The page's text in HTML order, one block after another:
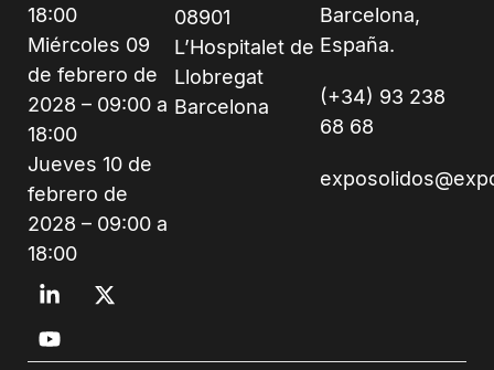
18:00
Miércoles 09
de febrero de
2028 – 09:00 a
18:00
Jueves 10 de
febrero de
2028 – 09:00 a
18:00
08901
L’Hospitalet de
Llobregat
Barcelona
Barcelona,
España.
(+34) 93 238
68 68